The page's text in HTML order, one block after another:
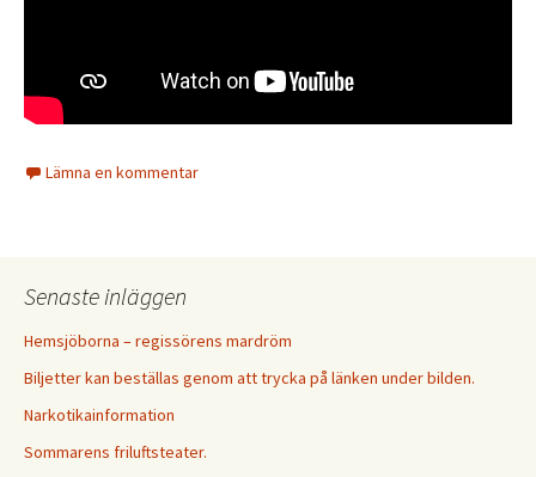
Lämna en kommentar
Senaste inläggen
Hemsjöborna – regissörens mardröm
Biljetter kan beställas genom att trycka på länken under bilden.
Narkotikainformation
Sommarens friluftsteater.